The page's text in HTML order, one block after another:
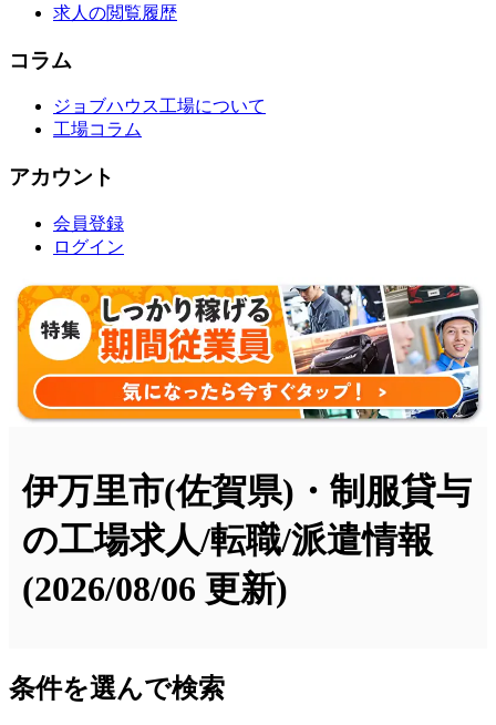
求人の閲覧履歴
コラム
ジョブハウス工場について
工場コラム
アカウント
会員登録
ログイン
伊万里市(佐賀県)・制服貸与
の工場求人/転職/派遣情報
(2026/08/06 更新)
条件を選んで検索